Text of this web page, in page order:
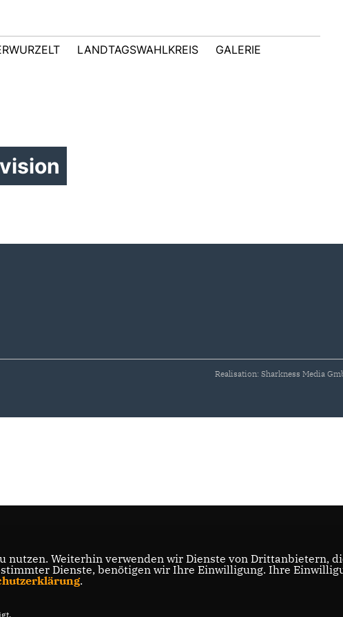
LANDTAGSWAHLKREIS
GALERIE
Realisation: Sharkness Media
nutzen. Weiterhin verwenden wir Dienste von Drittanbietern,
Dienste, benötigen wir Ihre Einwilligung. Ihre
.